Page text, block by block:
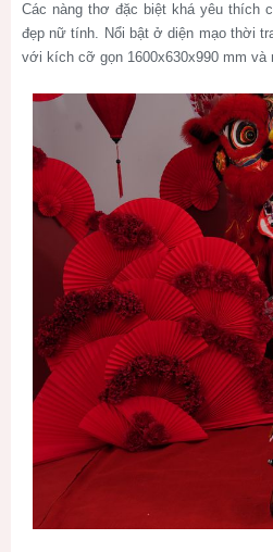
Các nàng thơ đặc biệt khá yêu thích
đẹp nữ tính. Nổi bật ở diện mạo thời
với kích cỡ gọn 1600x630x990 mm